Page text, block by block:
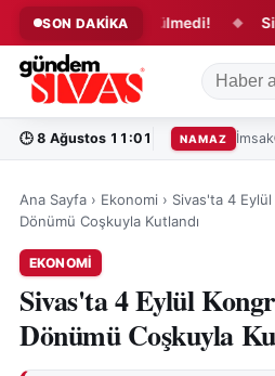
SON DAKİKA
Yıllardır Çözülmedi! ◆
🕒 8 Ağustos 11:01 NAMAZ İmsak
Ana Sayfa › Ekonomi › Sivas'ta 4
Dönümü Coşkuyla Kutlandı
EKONOMI
Sivas'ta 4 Eylül
Dönümü Coşkuyla